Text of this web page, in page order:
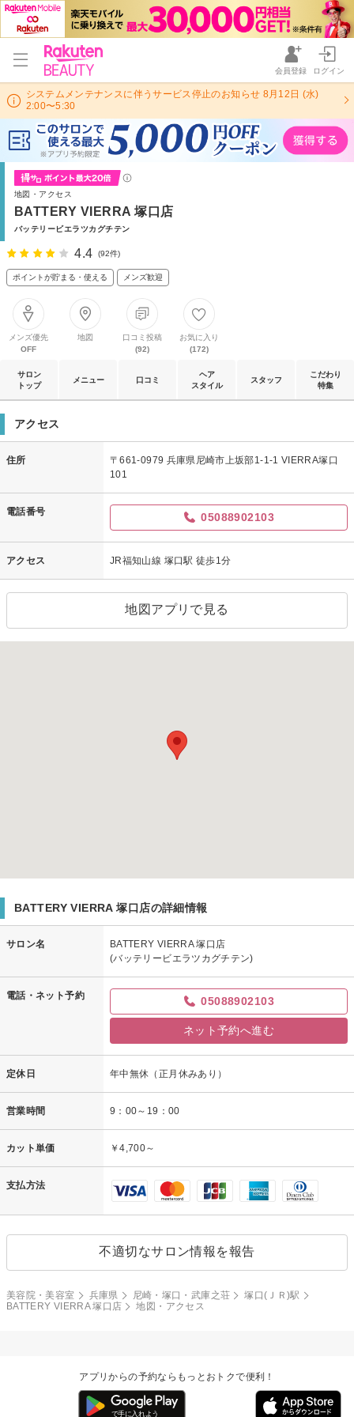
会員登録 ログイン
システムメンテナンスに伴うサービス停止のお知らせ 8月12日 (水)
2:00〜5:30
地図・アクセス
BATTERY VIERRA 塚口店
バッテリービエラツカグチテン
4.4 (92件)
ポイントが貯まる・使える メンズ歓迎
メンズ優先
OFF
地図
口コミ投稿
(92)
お気に入り
(172)
サロン
トップ
メニュー 口コミ
ヘア
スタイル
スタッフ
こだわり
特集
アクセス
住所
〒661-0979 兵庫県尼崎市上坂部1-1-1 VIERRA塚口
101
電話番号 05088902103
アクセス JR福知山線 塚口駅 徒歩1分
地図アプリで見る
BATTERY VIERRA 塚口店の詳細情報
サロン名
BATTERY VIERRA 塚口店
(バッテリービエラツカグチテン)
電話・ネット予約 05088902103
ネット予約へ進む
定休日 年中無休（正月休みあり）
営業時間 9：00～19：00
カット単価 ￥4,700～
支払方法
不適切なサロン情報を報告
美容院・美容室 兵庫県 尼崎・塚口・武庫之荘
塚口(ＪＲ)駅
BATTERY VIERRA 塚口店
地図・アクセス
アプリからの予約ならもっとおトクで便利！